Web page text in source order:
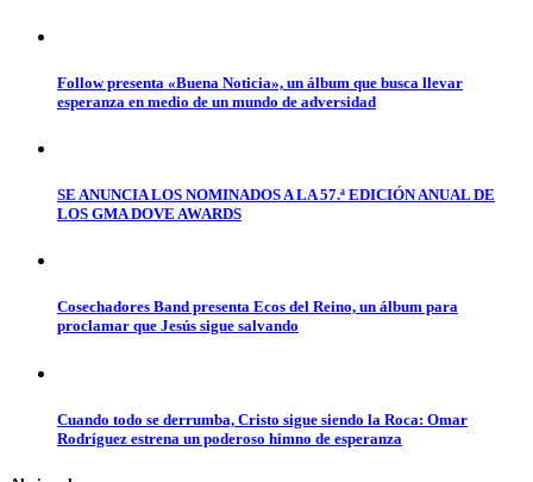
Follow presenta «Buena Noticia», un álbum que busca llevar
esperanza en medio de un mundo de adversidad
SE ANUNCIA LOS NOMINADOS A LA 57.ª EDICIÓN ANUAL DE
LOS GMA DOVE AWARDS
Cosechadores Band presenta Ecos del Reino, un álbum para
proclamar que Jesús sigue salvando
Cuando todo se derrumba, Cristo sigue siendo la Roca: Omar
Rodríguez estrena un poderoso himno de esperanza